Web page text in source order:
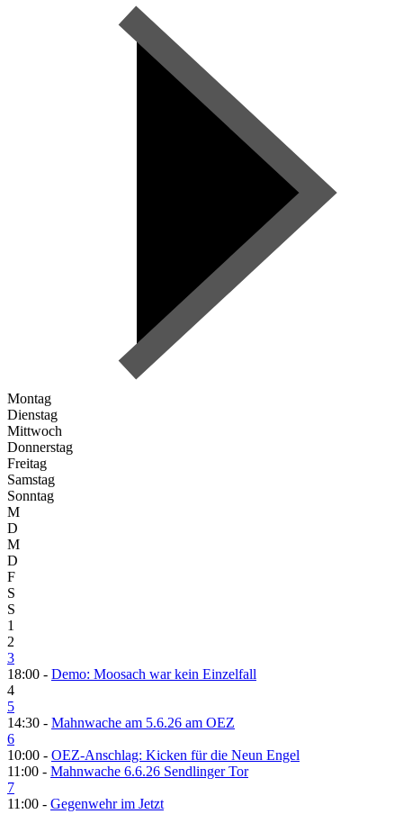
Montag
Dienstag
Mittwoch
Donnerstag
Freitag
Samstag
Sonntag
M
D
M
D
F
S
S
1
2
3
18:00 - Demo: Moosach war kein Einzelfall
4
5
14:30 - Mahnwache am 5.6.26 am OEZ
6
10:00 - OEZ-Anschlag: Kicken für die Neun Engel
11:00 - Mahnwache 6.6.26 Sendlinger Tor
7
11:00 - Gegenwehr im Jetzt